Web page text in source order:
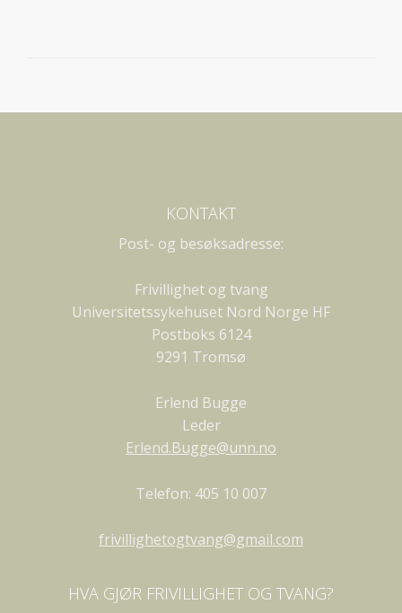
KONTAKT
Post- og besøksadresse:
Frivillighet og tvang
Universitetssykehuset Nord Norge HF
Postboks 6124
9291 Tromsø
Erlend Bugge
Leder
Erlend.Bugge@unn.no
Telefon: 405 10 007
frivillighetogtvang@gmail.com
HVA GJØR FRIVILLIGHET OG TVANG?